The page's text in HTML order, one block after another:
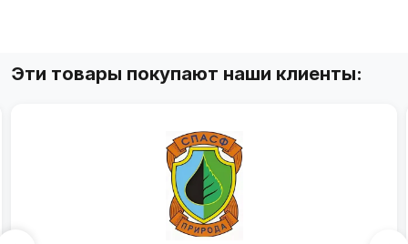
Эти товары покупают наши клиенты: